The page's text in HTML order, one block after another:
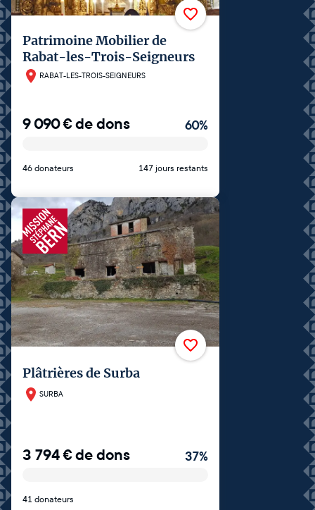
Patrimoine Mobilier de
Rabat-les-Trois-Seigneurs
RABAT-LES-TROIS-SEIGNEURS
9 090€de dons 60%
46 donateurs 147 jours restants
Plâtrières de Surba
SURBA
3 794€de dons 37%
41 donateurs